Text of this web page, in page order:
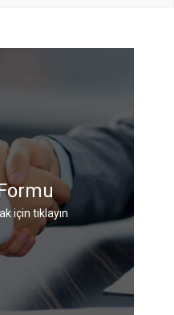
için tıklayın